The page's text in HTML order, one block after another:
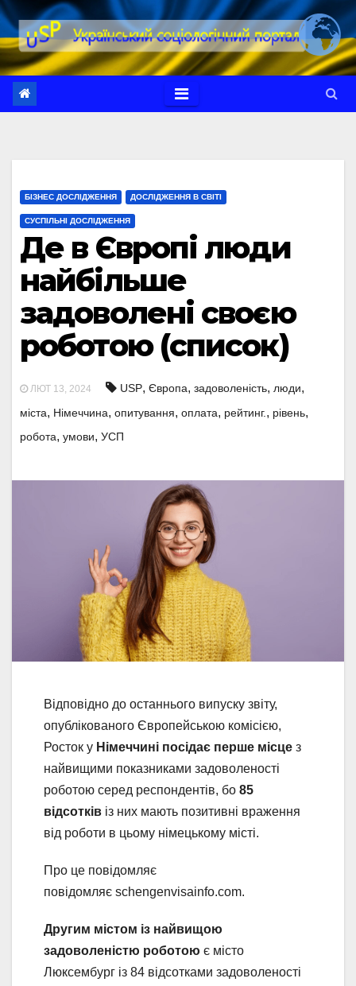
Перейти
до
вмісту
БІЗНЕС ДОСЛІДЖЕННЯ ДОСЛІДЖЕННЯ В СВІТІ
СУСПІЛЬНІ ДОСЛІДЖЕННЯ
Де в Європі люди
найбільше
задоволені своєю
роботою (список)
ЛЮТ 13, 2024 USP, Європа, задоволеність, люди,
міста, Німеччина, опитування, оплата, рейтинг., рівень,
робота, умови, УСП
Відповідно до останнього випуску звіту,
опублікованого Європейською комісією,
Росток у Німеччині посідає перше місце з
найвищими показниками задоволеності
роботою серед респондентів, бо 85
відсотків із них мають позитивні враження
від роботи в цьому німецькому місті.
Про це повідомляє
повідомляє schengenvisainfo.com.
Другим містом із найвищою
задоволеністю роботою є місто
Люксембург із 84 відсотками задоволеності